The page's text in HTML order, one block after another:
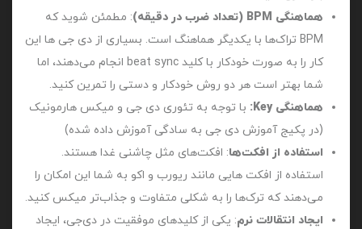
هماهنگی BPM (تعداد ضرب در دقیقه)
: مطمئن شوید که
BPM تراک‌ها با یکدیگر هماهنگ است. بسیاری از دی‌ جی ها این
کار را به صورت خودکار با کلید beat sync انجام می‌دهند، اما
شما بهتر است هر دو روش خودکار و دستی را تمرین کنید.
هماهنگی Key:
با توجه به تئوری دی جی و میکس هارمونیک
(در پکیج آموزش دی جی به سادگی آموزش داده شده)
استفاده از افکت‌ها: افکت‌های مثل چاشنی غدا هستند.
استفاده از افکت هایی مانند ریورب و اکو به شما این امکان را
می‌دهند که ترک‌ها را به شکلی متفاوت و جذاب‌تر میکس کنید.
ایجاد انتقالات نرم: یکی از کلیدهای موفقیت در دی‌جی، ایجاد